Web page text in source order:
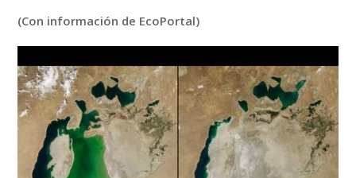
(Con información de EcoPortal)